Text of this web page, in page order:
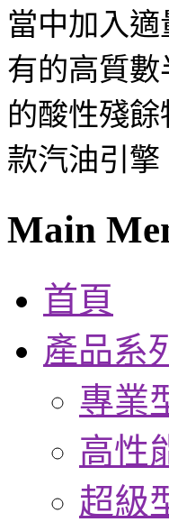
當中加入
有的高質
的酸性殘
款汽油引
Main
首頁
產品系
專業
高性
超級